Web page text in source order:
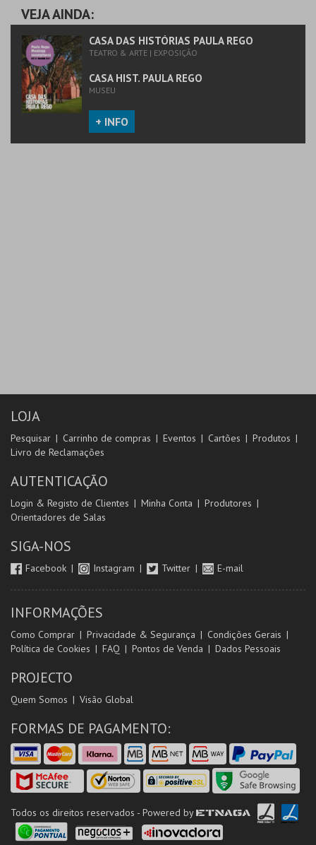
REGO
MAIS INFO
COMPRAR
VEJA AINDA:
CASA DAS HISTÓRIAS PAULA REGO
TEATRO & ARTE | EXPOSIÇÃO
CASA HIST. PAULA REGO
MUSEU
+ INFO
LOJA
Pesquisar Carrinho de compras Eventos Cartões
Produtos
Livro de Reclamações
AUTENTICAÇÃO
Login & Registo de Clientes Minha Conta
Produtores
Orientadores de Salas
SIGA-NOS
Facebook Instagram Twitter E-mail
INFORMAÇÕES
Como Comprar Privacidade & Segurança
Condições Gerais
Política de Cookies
FAQ Pontos de Venda Dados Pessoais
PROJECTO
Quem Somos Visão Global
FORMAS DE PAGAMENTO:
Todos os direitos reservados - Powered by ETNAGA